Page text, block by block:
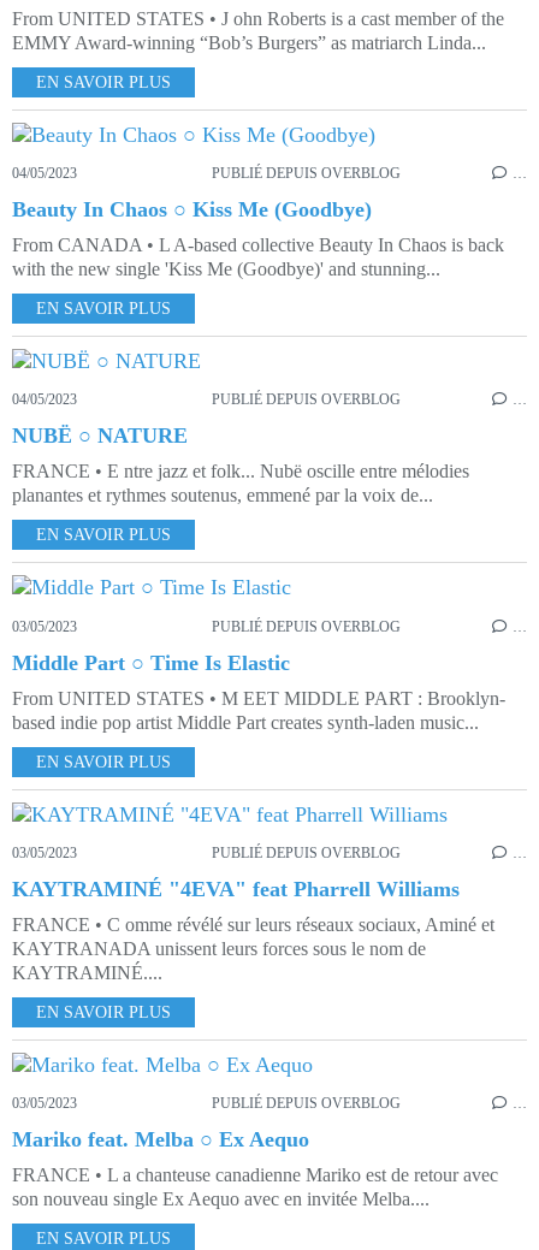
From UNITED STATES • J ohn Roberts is a cast member of the
EMMY Award-winning “Bob’s Burgers” as matriarch Linda...
EN SAVOIR PLUS
04/05/2023 PUBLIÉ DEPUIS OVERBLOG …
Beauty In Chaos ○ Kiss Me (Goodbye)
From CANADA • L A-based collective Beauty In Chaos is back
with the new single 'Kiss Me (Goodbye)' and stunning...
EN SAVOIR PLUS
04/05/2023 PUBLIÉ DEPUIS OVERBLOG …
NUBË ○ NATURE
FRANCE • E ntre jazz et folk... Nubë oscille entre mélodies
planantes et rythmes soutenus, emmené par la voix de...
EN SAVOIR PLUS
03/05/2023 PUBLIÉ DEPUIS OVERBLOG
Middle Part ○ Time Is Elastic
From UNITED STATES • M EET MIDDLE PART : Brooklyn-
based indie pop artist Middle Part creates synth-laden music...
EN SAVOIR PLUS
03/05/2023 PUBLIÉ DEPUIS OVERBLOG …
KAYTRAMINÉ "4EVA" feat Pharrell Williams
FRANCE • C omme révélé sur leurs réseaux sociaux, Aminé et
KAYTRANADA unissent leurs forces sous le nom de
KAYTRAMINÉ....
EN SAVOIR PLUS
03/05/2023 PUBLIÉ DEPUIS OVERBLOG …
Mariko feat. Melba ○ Ex Aequo
FRANCE • L a chanteuse canadienne Mariko est de retour avec
son nouveau single Ex Aequo avec en invitée Melba....
EN SAVOIR PLUS